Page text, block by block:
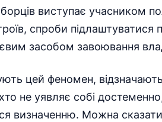
виступає учасником
спроби підлаштуватися
засобом завоювання
цей феномен,
не уявляє собі
визначенню. Можна